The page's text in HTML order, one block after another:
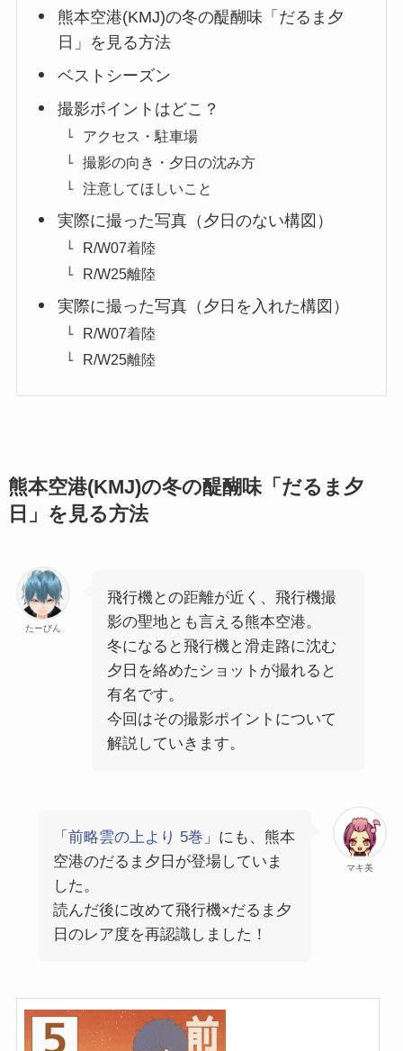
熊本空港(KMJ)の冬の醍醐味「だるま夕
日」を見る方法
ベストシーズン
撮影ポイントはどこ？
アクセス・駐車場
撮影の向き・夕日の沈み方
注意してほしいこと
実際に撮った写真（夕日のない構図）
R/W07着陸
R/W25離陸
実際に撮った写真（夕日を入れた構図）
R/W07着陸
R/W25離陸
熊本空港(KMJ)の冬の醍醐味「だるま夕
日」を見る方法
たーびん
飛行機との距離が近く、飛行機撮
影の聖地とも言える熊本空港。
冬になると飛行機と滑走路に沈む
夕日を絡めたショットが撮れると
有名です。
今回はその撮影ポイントについて
解説していきます。
マキ美
「 前略雲の上より 5巻 」にも、熊本
空港のだるま夕日が登場していま
した。
読んだ後に改めて飛行機×だるま夕
日のレア度を再認識しました！